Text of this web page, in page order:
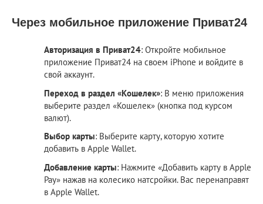
Через мобильное приложение Приват24
Авторизация в Приват24: Откройте мобильное
приложение Приват24 на своем iPhone и войдите в
свой аккаунт.
Переход в раздел «Кошелек»: В меню приложения
выберите раздел «Кошелек» (кнопка под курсом
валют).
Выбор карты: Выберите карту, которую хотите
добавить в Apple Wallet.
Добавление карты: Нажмите «Добавить карту в Apple
Pay» нажав на колесико натсройки. Вас перенаправят
в Apple Wallet.